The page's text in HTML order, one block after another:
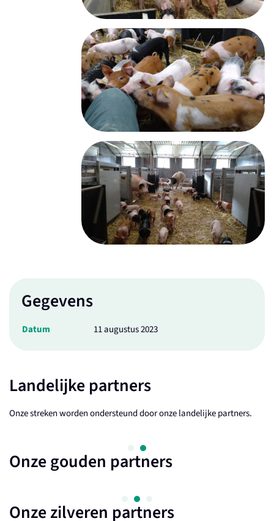
Gegevens
Datum 11 augustus 2023
Landelijke partners
Onze streken worden ondersteund door onze landelijke partners.
Onze gouden partners
Onze zilveren partners